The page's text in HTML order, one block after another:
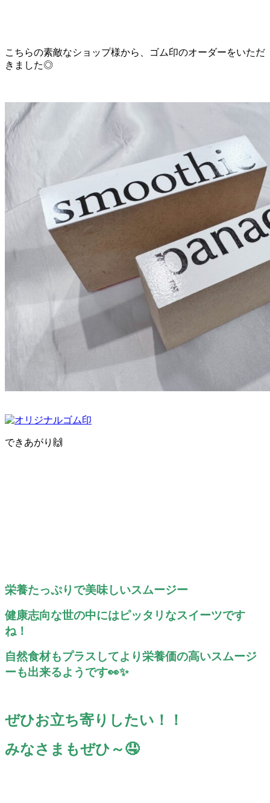
こちらの素敵なショップ様から、ゴム印のオーダーをいただ
きました◎
できあがり🙌
栄養たっぷりで美味しいスムージー
健康志向な世の中にはピッタリなスイーツです
ね！
自然食材もプラスしてより栄養価の高いスムージ
ーも出来るようです👀✨
ぜひお立ち寄りしたい！！
みなさまもぜひ～🤤